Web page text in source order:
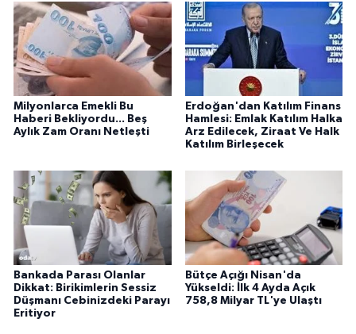
Milyonlarca Emekli Bu
Haberi Bekliyordu... Beş
Aylık Zam Oranı Netleşti
Erdoğan'dan Katılım Finans
Hamlesi: Emlak Katılım Halka
Arz Edilecek, Ziraat Ve Halk
Katılım Birleşecek
Bankada Parası Olanlar
Dikkat: Birikimlerin Sessiz
Düşmanı Cebinizdeki Parayı
Eritiyor
Bütçe Açığı Nisan'da
Yükseldi: İlk 4 Ayda Açık
758,8 Milyar TL'ye Ulaştı